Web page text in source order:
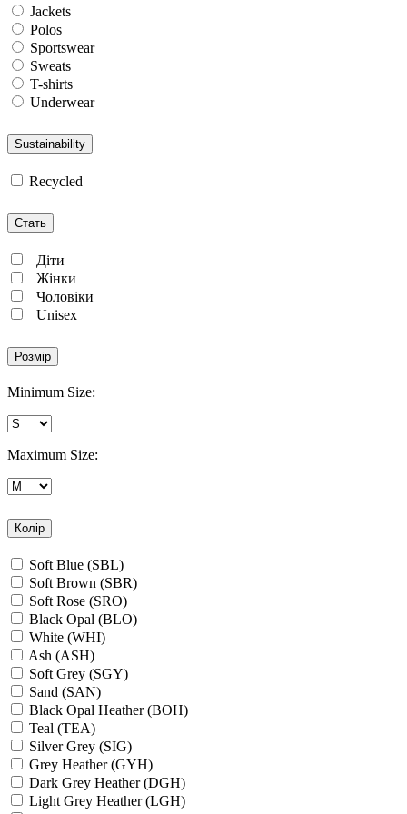
Jackets
Polos
Sportswear
Sweats
T-shirts
Underwear
Sustainability
Recycled
Стать
Діти
Жінки
Чоловіки
Unisex
Розмір
Minimum Size:
Maximum Size:
Колір
Soft Blue (SBL)
Soft Brown (SBR)
Soft Rose (SRO)
Black Opal (BLO)
White (WHI)
Ash (ASH)
Soft Grey (SGY)
Sand (SAN)
Black Opal Heather (BOH)
Teal (TEA)
Silver Grey (SIG)
Grey Heather (GYH)
Dark Grey Heather (DGH)
Light Grey Heather (LGH)